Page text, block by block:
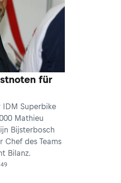
für
IDM Superbike
Mathieu
Bijsterbosch
Chef des Teams
Bilanz.